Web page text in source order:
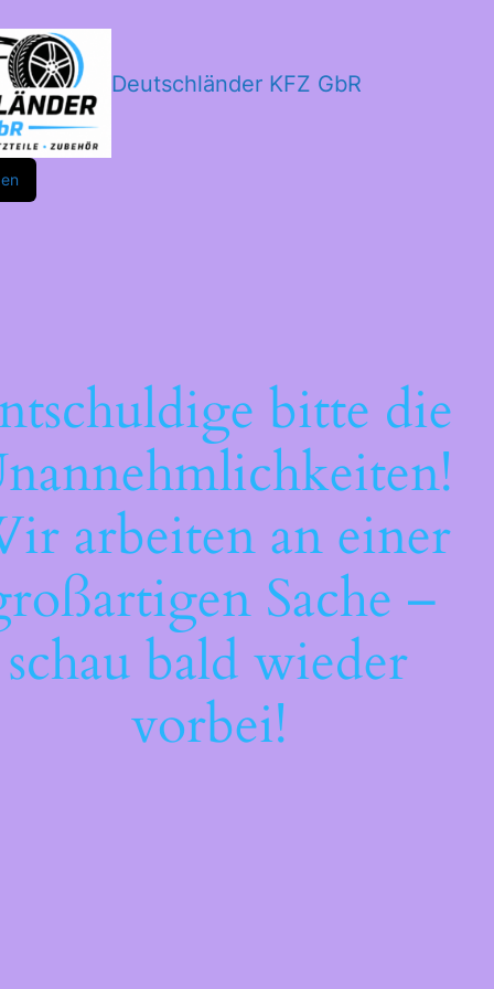
Deutschländer KFZ GbR
bitte die
arbeiten an einer
Sache –
schau bald wieder
vorbei!